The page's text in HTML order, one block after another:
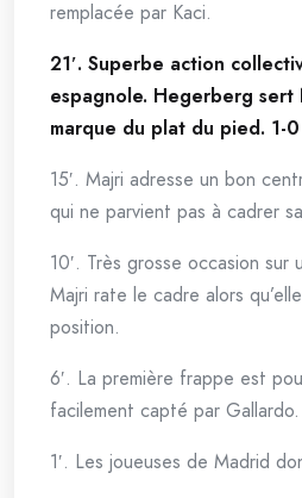
remplacée par Kaci.
21′. Superbe action
espagnole. Hegerberg
marque du plat du pied. 1-
15′. Majri adresse un bon
qui ne parvient pas à cadrer
10′. Très grosse occasion sur
Majri rate le cadre alors
position.
6′. La première frappe est
facilement capté par Gallardo.
1′. Les joueuses de Madrid